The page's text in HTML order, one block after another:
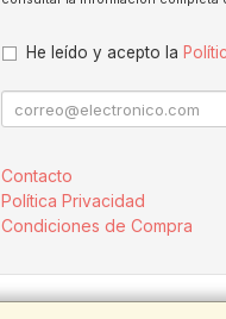
He leído y acepto la
Contacto
Política Privacidad
Condiciones de Compra